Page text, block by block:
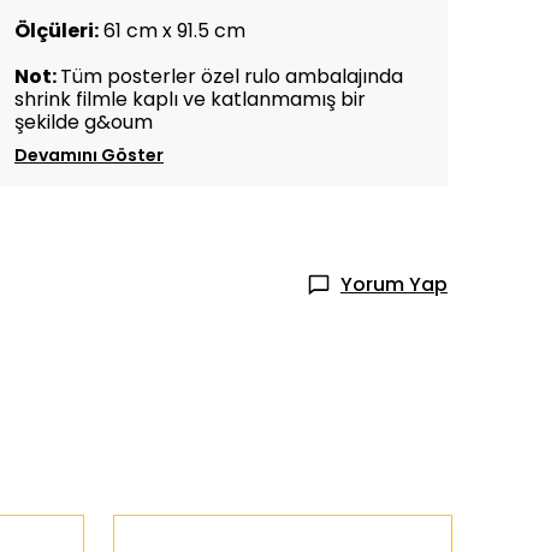
Ölçüleri:61 cm x 91.5 cm
Not:Tüm posterler özel rulo ambalajında
shrink filmle kaplı ve katlanmamış bir
şekilde g&oum
Devamını Göster
Yorum Yap